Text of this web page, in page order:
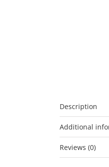
Description
Additional
Reviews (0)